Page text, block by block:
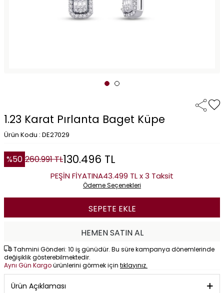
1.23 Karat Pırlanta Baget Küpe
Ürün Kodu : DE27029
%50 260.991TL130.496 TL
PEŞİN FİYATINA43.499 TL x 3 Taksit
Ödeme Seçenekleri
SEPETE EKLE
HEMEN SATIN AL
Tahmini Gönderi: 10 iş günüdür. Bu süre kampanya dönemlerinde
değişiklik gösterebilmektedir.
Aynı Gün Kargoürünlerini görmek için tıklayınız.
Ürün Açıklaması